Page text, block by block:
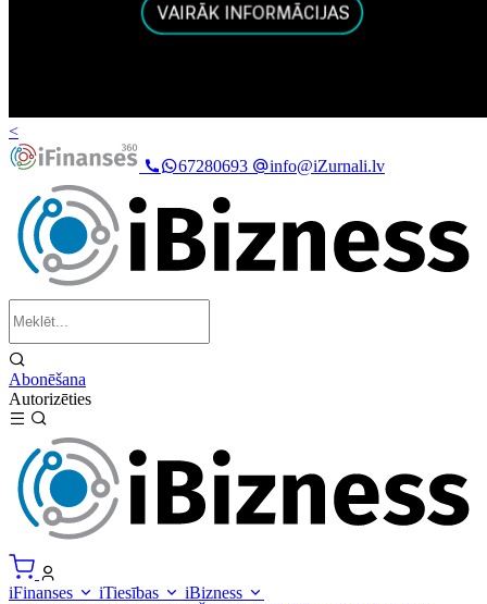
<
67280693
info@iZurnali.lv
Abonēšana
Autorizēties
iFinanses iTiesības
iBizness